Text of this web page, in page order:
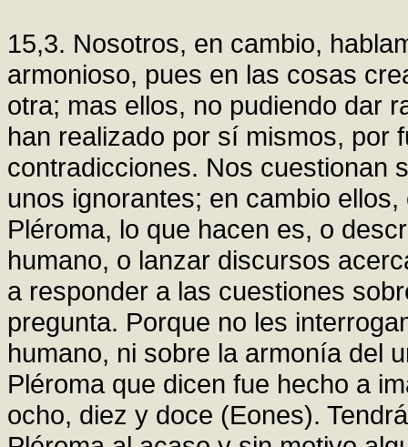
15,3. Nosotros, en cambio,
armonioso, pues en las cosas
otra; mas ellos, no pudiendo dar
han realizado por sí mismos, por
contradicciones. Nos cuestionan
unos ignorantes; en cambio
Pléroma, lo que hacen es, o
humano, o lanzar discursos
a responder a las cuestiones
pregunta. Porque no les
humano, ni sobre la armonía del
Pléroma que dicen fue hecho a
ocho, diez y doce (Eones).